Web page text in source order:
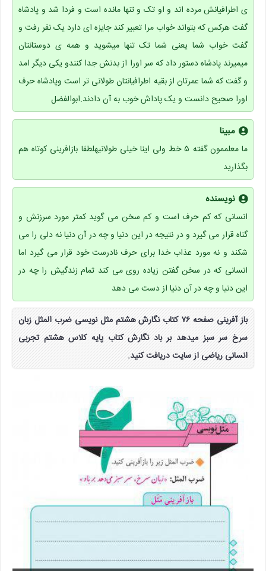
ی اطرافیانش مرده اند و او تک و تنها مانده است و فردا شد و پادشاه
گفت هرکس که بتواند خواب مرا تعبیر کند جایزه ای دارد یک نفر رفت و
گفت خواب شما یعنی شما تک تنها میشوید و همه ی دوستانتان
میمیرند پادشاه دستور داد که سر اورا از بدنش جدا کنندو یکی دیگر امد
و گفت که شما عمرتان از بقیه اطرافیانتان طولانی تر است وپادشاه حرف
اورا صحیح دانست و یک پاداش خوب به آن دادند.ابوالفضل
مبینا
ما معلممون گفته ۵ خط ولی اینا خیلی طولانیهلطفا بازافرینی کوتاه هم
بگذارید
نویسنده
انسانی که کم حرف است و کم سخن می گوید کمتر مورد سرزنش و
گناه قرار می گیرد و در نتیجه در این دنیا و چه در آن دنیا نه دلی را می
شکند و نه مورد عذاب خدا برای حرف نادرست خود قرار می گیرد اما
انسانی که در سخن گفتن زیاده روی می کند تمام زندگیش را چه در
این دنیا و چه در آن دنیا از دست می دهد
باز آفرینی صفحه ۷۶ کتاب نگارش هشتم مثل نویسی ضرب المثل زبان
سرخ سر سبز میدهد بر باد نگارش کتاب پایه کلاس هشتم تجربی
انسانی ریاضی از سایت دریافت کنید.